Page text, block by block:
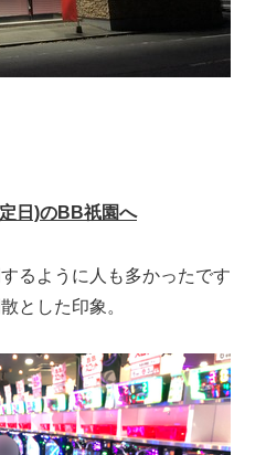
日)のBB祇園へ
るように人も多かったです
とした印象。